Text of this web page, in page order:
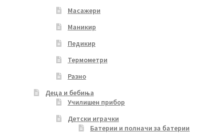
Масажери
Маникир
Педикир
Термометри
Разно
Деца и бебиња
Училишен прибор
Детски играчки
Батерии и полначи за батерии